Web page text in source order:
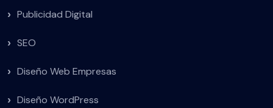
Publicidad Digital
SEO
Diseño Web Empresas
Diseño WordPress